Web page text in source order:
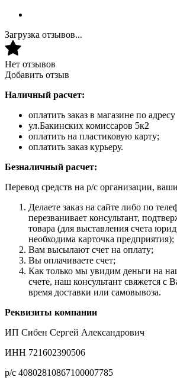
Загрузка отзывов...
Нет отзывов
Добавить отзыв
Наличный расчет:
оплатить заказ в магазине по адресу
ул.Бакинских комиссаров 5к2
оплатить на пластиковую карту;
оплатить заказ курьеру.
Безналичный расчет:
Перевод средств на р/с организации,
Делаете заказ на сайте либо по
перезванивает консультант,
товара (для выставления счета
необходима карточка предприятия);
Вам высылают счет на оплату;
Вы оплачиваете счет;
Как только мы увидим деньги на
счете, наш консультант свяжется с
время доставки или самовывоза.
Реквизиты компании
ИП Сибен Сергей Александрович
ИНН 721602390506
р/с 40802810867100007785